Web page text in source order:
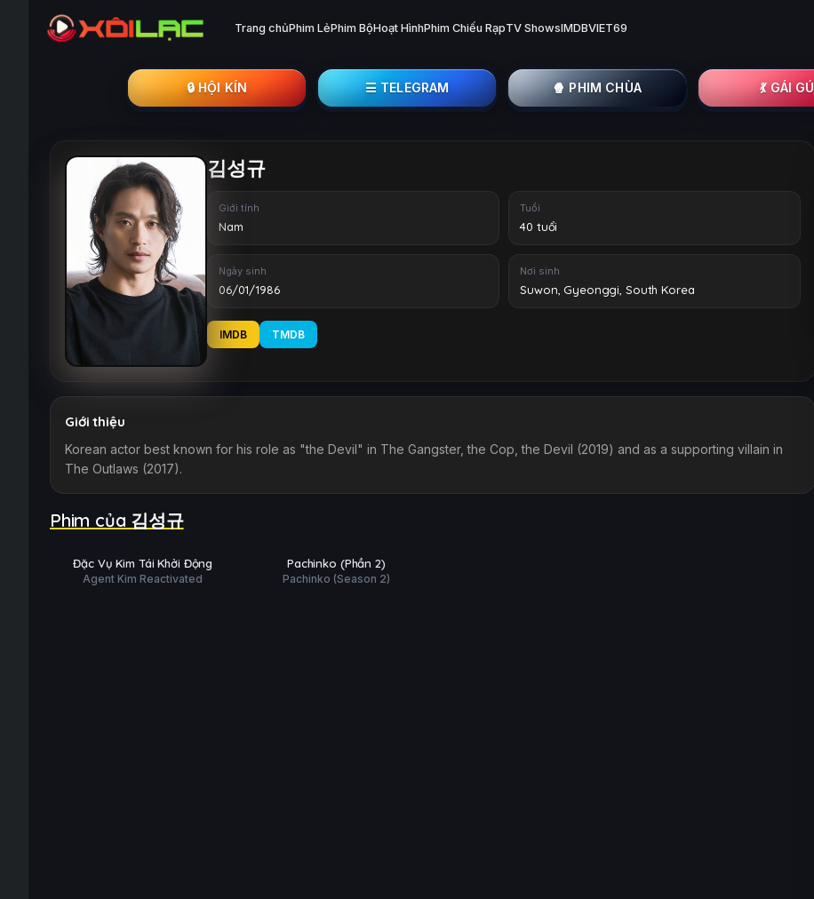
Trang chủPhim LẻPhim BộHoạt HìnhPhim Chiếu RạpTV ShowsIMDBVIET69
🔒︎ HỘI KÍN ☰ TELEGRAM 🍿 PHIM CHÙA 💃 GÁI GÚ
김성규
Giới tính
Nam
Tuổi
40 tuổi
Ngày sinh
06/01/1986
Nơi sinh
Suwon, Gyeonggi, South Korea
IMDB TMDB
Giới thiệu
Korean actor best known for his role as "the Devil" in The Gangster, the Cop, the Devil (2019) and as a supporting villain in
The Outlaws (2017).
Phim của 김성규
Hoàn tất (10/10)
Đặc Vụ Kim Tái Khởi Động
Agent Kim Reactivated
Pachinko (Phần 2)
Pachinko (Season 2)